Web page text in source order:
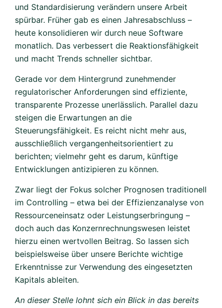
und Standardisierung verändern unsere Arbeit
spürbar. Früher gab es einen Jahresabschluss –
heute konsolidieren wir durch neue Software
monatlich. Das verbessert die Reaktionsfähigkeit
und macht Trends schneller sichtbar.
Gerade vor dem Hintergrund zunehmender
regulatorischer Anforderungen sind effiziente,
transparente Prozesse unerlässlich. Parallel dazu
steigen die Erwartungen an die
Steuerungsfähigkeit. Es reicht nicht mehr aus,
ausschließlich vergangenheitsorientiert zu
berichten; vielmehr geht es darum, künftige
Entwicklungen antizipieren zu können.
Zwar liegt der Fokus solcher Prognosen traditionell
im Controlling – etwa bei der Effizienzanalyse von
Ressourceneinsatz oder Leistungserbringung –
doch auch das Konzernrechnungswesen leistet
hierzu einen wertvollen Beitrag. So lassen sich
beispielsweise über unsere Berichte wichtige
Erkenntnisse zur Verwendung des eingesetzten
Kapitals ableiten.
An dieser Stelle lohnt sich ein Blick in das bereits